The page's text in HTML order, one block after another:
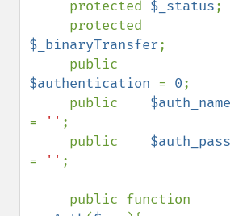
     protected
$_status;
$_binaryTransfer;
$authentication = 0;
     public
=
'' ;
     public
=
'' ;